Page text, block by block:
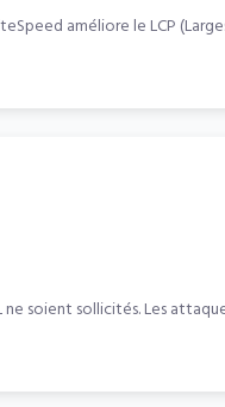
améliore le LCP
soient sollicités. Les